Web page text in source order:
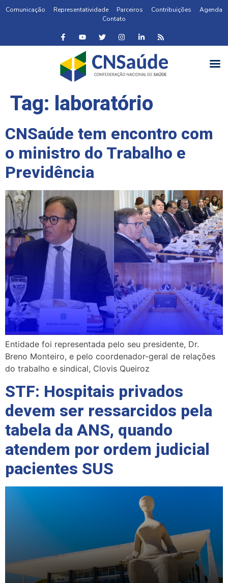
Comunicação Representatividade Parceiros Contribuições
Agenda
Contato
Tag: laboratório
CNSaúde tem encontro com
o ministro do Trabalho e
Previdência
Entidade foi representada pelo seu presidente, Dr.
Breno Monteiro, e pelo coordenador-geral de relações
do trabalho e sindical, Clovis Queiroz
STF: Hospitais privados
devem ser ressarcidos pela
tabela da ANS, quando
atendem por ordem judicial
pacientes SUS